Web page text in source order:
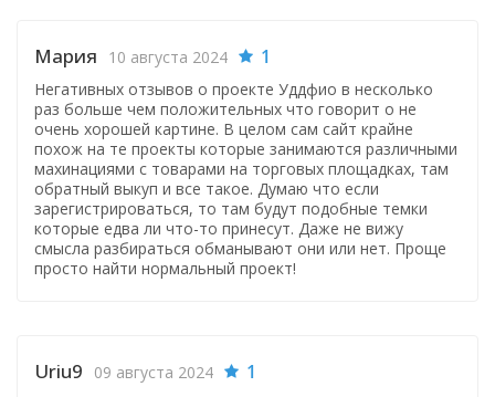
Мария 10 августа 2024 1
Негативных отзывов о проекте Уддфио в несколько
раз больше чем положительных что говорит о не
очень хорошей картине. В целом сам сайт крайне
похож на те проекты которые занимаются различными
махинациями с товарами на торговых площадках, там
обратный выкуп и все такое. Думаю что если
зарегистрироваться, то там будут подобные темки
которые едва ли что-то принесут. Даже не вижу
смысла разбираться обманывают они или нет. Проще
просто найти нормальный проект!
Uriu9 09 августа 2024 1